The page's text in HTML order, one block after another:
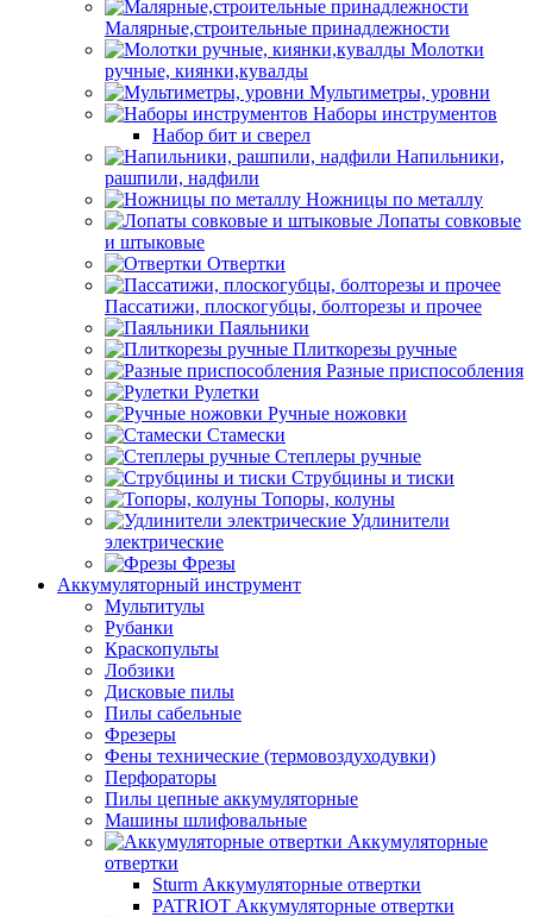
Малярные,строительные принадлежности
Молотки
ручные, киянки,кувалды
Мультиметры, уровни
Наборы инструментов
Набор бит и сверел
Напильники,
рашпили, надфили
Ножницы по металлу
Лопаты совковые
и штыковые
Отвертки
Пассатижи, плоскогубцы, болторезы и прочее
Паяльники
Плиткорезы ручные
Разные приспособления
Рулетки
Ручные ножовки
Стамески
Степлеры ручные
Струбцины и тиски
Топоры, колуны
Удлинители
электрические
Фрезы
Аккумуляторный инструмент
Мультитулы
Рубанки
Краскопульты
Лобзики
Дисковые пилы
Пилы сабельные
Фрезеры
Фены технические (термовоздуходувки)
Перфораторы
Пилы цепные аккумуляторные
Машины шлифовальные
Аккумуляторные
отвертки
Sturm Аккумуляторные отвертки
PATRIOT Аккумуляторные отвертки